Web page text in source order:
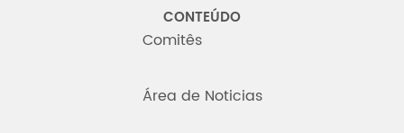
CONTEÚDO
Comitês
Área de Noticias